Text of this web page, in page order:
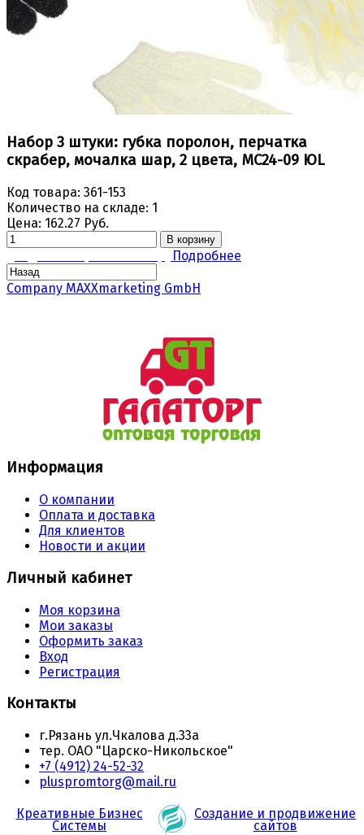
Набор 3 штуки: губка поролон, перчатка
скрабер, мочалка шар, 2 цвета, МС24-09 ЮL
Код товара: 361-153
Количество на складе: 1
Цена: 162.27 Руб.
В корзину
Подробнее
Company MAXXmarketing GmbH
Информация
О компании
Оплата и доставка
Для клиентов
Новости и акции
Личный кабинет
Моя корзина
Мои заказы
Оформить заказ
Вход
Регистрация
Контакты
г.Рязань ул.Чкалова д.33а
тер. ОАО "Царско-Никольское"
+7 (4912) 24-52-32
pluspromtorg@mail.ru
Креативные Бизнес
Системы
Создание и продвижение
сайтов